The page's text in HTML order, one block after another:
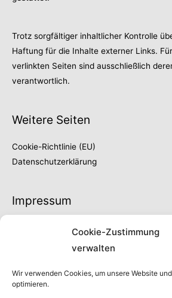
Cookie-Zustimmung
verwalten
Wir verwenden Cookies, um unsere Website
optimieren.
Trotz sorgfältiger inhaltlicher Kontrolle
Haftung für die Inhalte externer Links.
verlinkten Seiten sind ausschließlich
verantwortlich.
Weitere Seiten
Cookie-Richtlinie (EU)
Datenschutzerklärung
Impressum
Fon 0202 | 730902
info@thilo-froeschke.de